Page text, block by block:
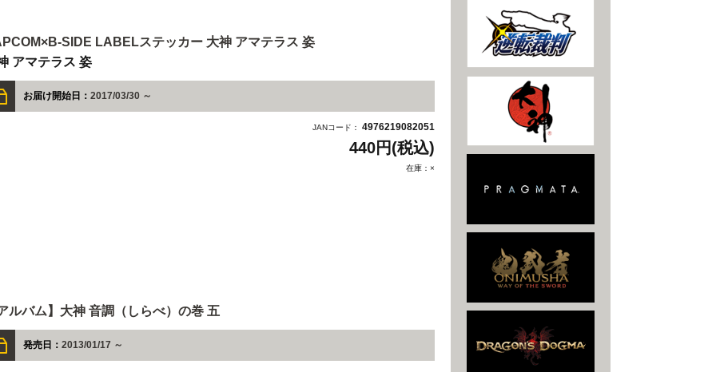
SIDE LABELステッカー 大神 アマテラス 姿
アマテラス 姿
お届け開始日： 2017/03/30 ～
JANコード： 4976219082051
440円(税込)
在庫：×
ルバム】大神 音調（しらべ）の巻 五
発売日： 2013/01/17 ～